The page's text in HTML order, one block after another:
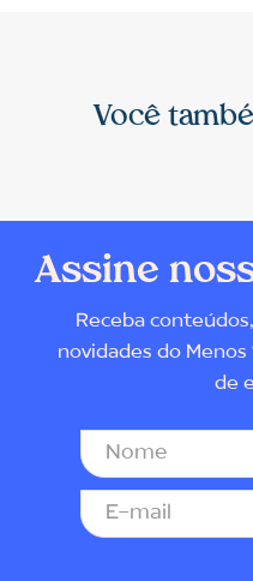
Você
Assine
Receba
novidades do Menos
de